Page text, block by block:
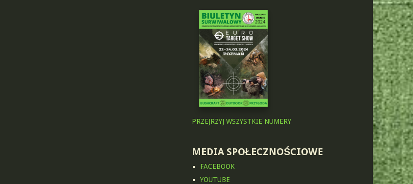
PRZEJRZYJ WSZYSTKIE NUMERY
MEDIA SPOŁECZNOŚCIOWE
FACEBOOK
YOUTUBE